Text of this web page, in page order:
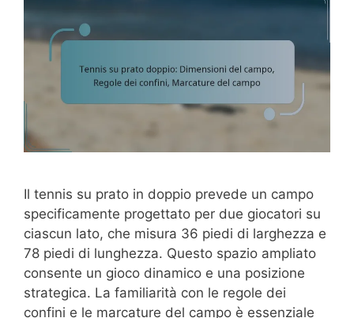
Il tennis su prato in doppio prevede un campo
specificamente progettato per due giocatori su
ciascun lato, che misura 36 piedi di larghezza e
78 piedi di lunghezza. Questo spazio ampliato
consente un gioco dinamico e una posizione
strategica. La familiarità con le regole dei
confini e le marcature del campo è essenziale